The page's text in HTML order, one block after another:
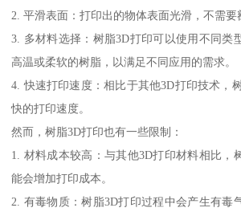
2. 平滑表面：打印出的物体表面光滑，不需要
3. 多材料选择：树脂3D打印可以使用不同类
高温或柔软的树脂，以满足不同应用的需求。
4. 快速打印速度：相比于其他3D打印技术，
快的打印速度。
然而，树脂3D打印也有一些限制：
1. 材料成本较高：与其他3D打印材料相比，
能会增加打印成本。
2. 有毒物质：树脂3D打印过程中会产生有毒